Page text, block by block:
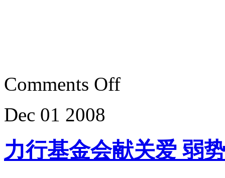
Comments Off
Dec 01 2008
力行基金会献关爱 弱